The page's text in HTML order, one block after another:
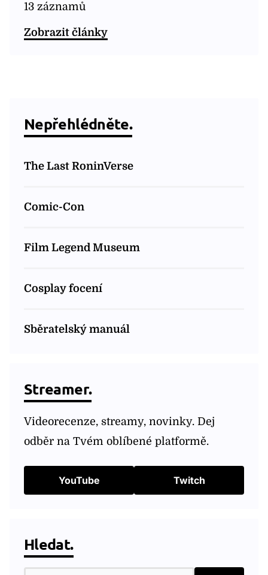
13 záznamů
Zobrazit články
Nepřehlédněte.
The Last RoninVerse
Comic-Con
Film Legend Museum
Cosplay focení
Sběratelský manuál
Streamer.
Videorecenze, streamy, novinky. Dej
odběr na Tvém oblíbené platformě.
YouTube Twitch
Hledat.